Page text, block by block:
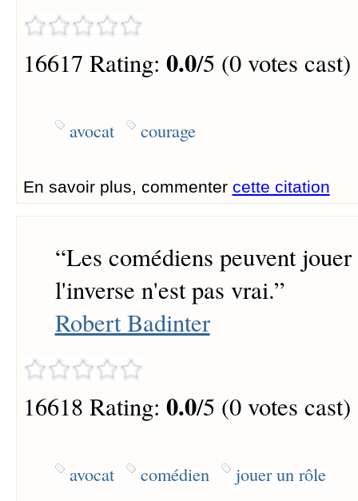
16617 Rating: 0.0/5 (0 votes cast)
avocat courage
En savoir plus, commenter cette citation
“Les comédiens peuvent jouer
l'inverse n'est pas vrai.”
Robert Badinter
16618 Rating: 0.0/5 (0 votes cast)
avocat comédien jouer un rôle